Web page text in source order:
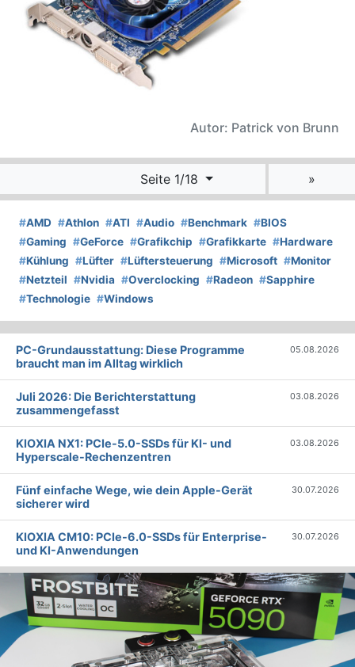
Autor: Patrick von Brunn
Seite 1/18 »
#AMD #Athlon #ATI #Audio #Benchmark #BIOS
#Gaming #GeForce #Grafikchip #Grafikkarte #Hardware
#Kühlung #Lüfter #Lüftersteuerung #Microsoft #Monitor
#Netzteil #Nvidia #Overclocking #Radeon #Sapphire
#Technologie #Windows
PC-Grundausstattung: Diese Programme
braucht man im Alltag wirklich
05.08.2026
Juli 2026: Die Bericht­erstattung
zusammengefasst
03.08.2026
KIOXIA NX1: PCIe-5.0-SSDs für KI- und
Hyperscale-Rechenzentren
03.08.2026
Fünf einfache Wege, wie dein Apple-Gerät
sicherer wird
30.07.2026
KIOXIA CM10: PCIe-6.0-SSDs für Enterprise-
und KI-Anwendungen
30.07.2026